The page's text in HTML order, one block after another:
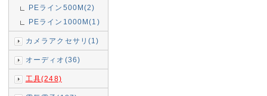
PEライン500M(2)
PEライン1000M(1)
カメラアクセサリ(1)
オーディオ(36)
工具(248)